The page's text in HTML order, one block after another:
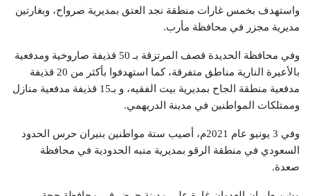
واستهدف بخمس غارات منطقة نجد العتق بمديرية صرواح، وبغارتين
مديرية مجزر في محافظة مأرب.
وفي محافظة الحديدة قصف المرتزقة بـ 50 قذيفة صاروخية ومدفعية
بالأعيرة النارية مناطق متفرقة، كما استهدفوا بأكثر من 20 قذيفة
مدفعية منطقة الجاح بمديرية بيت الفقيه، و بـ15 قذيفة مدفعية منازل
وممتلكات المواطنين في مدينة الدريهمي.
وفي 3 يونيو عام 2021م، أصيب ستة مواطنين بنيران حرس الحدود
السعودي في منطقة الرقو بمديرية منبه الحدودية في محافظة
صعدة.